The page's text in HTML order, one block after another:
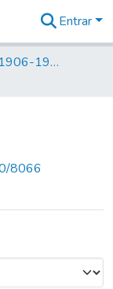
Entrar
Canto Libertário (1906-1995)
8066